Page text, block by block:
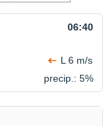
06:40
L 6 m/s
precip.: 5%